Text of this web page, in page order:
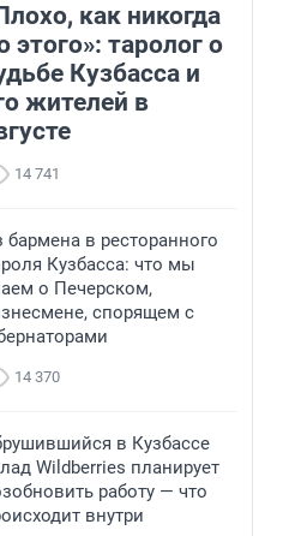
как никогда
этого»: таролог о
Кузбасса и
жителей в
14 741
бармена в ресторанного
Кузбасса: что мы
о Печерском,
спорящем с
14 370
в Кузбассе
Wildberries планирует
работу — что
внутри